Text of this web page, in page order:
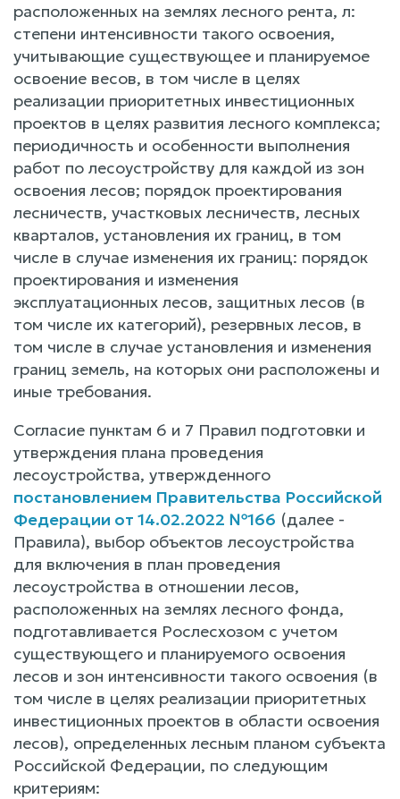
расположенных на землях лесного рента, л:
степени интенсивности такого освоения,
учитывающие существующее и планируемое
освоение весов, в том числе в целях
реализации приоритетных инвестиционных
проектов в целях развития лесного комплекса;
периодичность и особенности выполнения
работ по лесоустройству для каждой из зон
освоения лесов; порядок проектирования
лесничеств, участковых лесничеств, лесных
кварталов, установления их границ, в том
числе в случае изменения их границ: порядок
проектирования и изменения
эксплуатационных лесов, защитных лесов (в
том числе их категорий), резервных лесов, в
том числе в случае установления и изменения
границ земель, на которых они расположены и
иные требования.
Согласие пунктам 6 и 7 Правил подготовки и
утверждения плана проведения
лесоустройства, утвержденного
постановлением Правительства Российской
Федерации от 14.02.2022 №166 (далее -
Правила), выбор объектов лесоустройства
для включения в план проведения
лесоустройства в отношении лесов,
расположенных на землях лесного фонда,
подготавливается Рослесхозом с учетом
существующего и планируемого освоения
лесов и зон интенсивности такого освоения (в
том числе в целях реализации приоритетных
инвестиционных проектов в области освоения
лесов), определенных лесным планом субъекта
Российской Федерации, по следующим
критериям: